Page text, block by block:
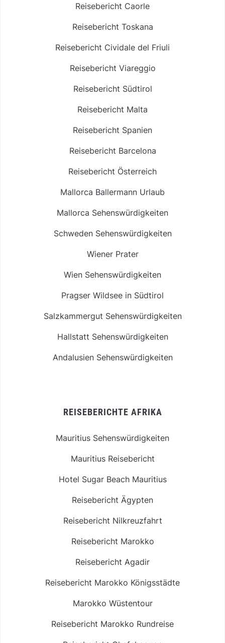
Reisebericht Caorle
Reisebericht Toskana
Reisebericht Cividale del Friuli
Reisebericht Viareggio
Reisebericht Südtirol
Reisebericht Malta
Reisebericht Spanien
Reisebericht Barcelona
Reisebericht Österreich
Mallorca Ballermann Urlaub
Mallorca Sehenswürdigkeiten
Schweden Sehenswürdigkeiten
Wiener Prater
Wien Sehenswürdigkeiten
Pragser Wildsee in Südtirol
Salzkammergut Sehenswürdigkeiten
Hallstatt Sehenswürdigkeiten
Andalusien Sehenswürdigkeiten
REISEBERICHTE AFRIKA
Mauritius Sehenswürdigkeiten
Mauritius Reisebericht
Hotel Sugar Beach Mauritius
Reisebericht Ägypten
Reisebericht Nilkreuzfahrt
Reisebericht Marokko
Reisebericht Agadir
Reisebericht Marokko Königsstädte
Marokko Wüstentour
Reisebericht Marokko Rundreise